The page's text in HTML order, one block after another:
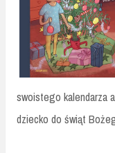
swoistego kalendarza
dziecko do świąt